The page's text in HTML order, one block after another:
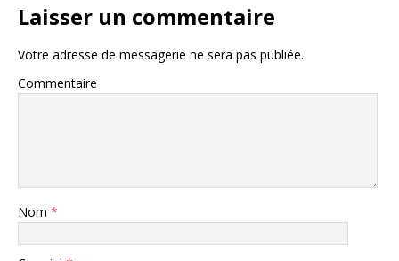
Laisser un commentaire
Votre adresse de messagerie ne sera pas publiée.
Commentaire
Nom *